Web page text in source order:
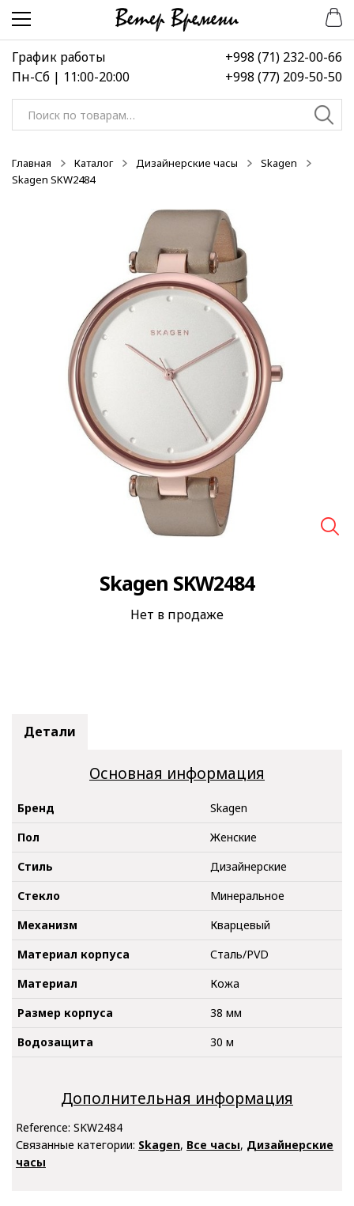
Перейти
навигации
Перейти
содержимому
График работы
Пн-Сб | 11:00-20:00
+998 (71) 232-00-66
+998 (77) 209-50-50
Искать:
Главная Каталог Дизайнерские часы
Skagen
Skagen SKW2484
Skagen SKW2484
Нет в продаже
Детали
Основная информация
Бренд
Skagen
Пол
Женские
Стиль
Дизайнерские
Стекло
Минеральное
Механизм
Кварцевый
Материал корпуса
Сталь/PVD
Материал
Кожа
Размер корпуса
38 мм
Водозащита
30 м
Дополнительная информация
Reference: SKW2484
Связанные категории: Skagen, Все часы, Дизайнерские
часы
-50%
-50%
-50%